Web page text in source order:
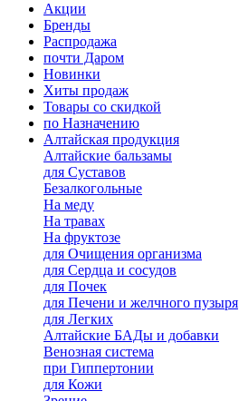
Акции
Бренды
Распродажа
почти Даром
Новинки
Хиты продаж
Товары со скидкой
по Назначению
Алтайская продукция
Алтайские бальзамы
для Суставов
Безалкогольные
На меду
На травах
На фруктозе
для Очищения организма
для Сердца и сосудов
для Почек
для Печени и желчного пузыря
для Легких
Алтайские БАДы и добавки
Венозная система
при Гиппертонии
для Кожи